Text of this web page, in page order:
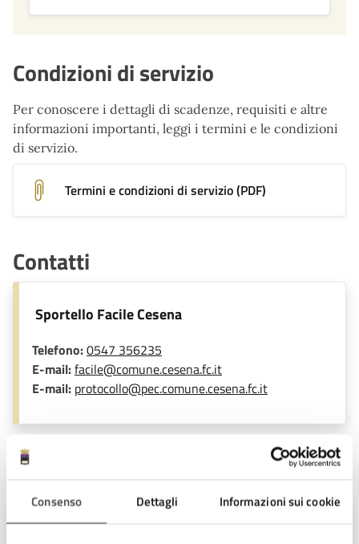
Consenso Dettagli Informazioni sui cookie
Condizioni di servizio
Per conoscere i dettagli di scadenze, requisiti e altre
informazioni importanti, leggi i termini e le condizioni
di servizio.
Termini e condizioni di servizio (PDF)
Contatti
Sportello Facile Cesena
Telefono:0547 356235
E-mail:facile@comune.cesena.fc.it
E-mail: protocollo@pec.comune.cesena.fc.it
Unità organizzativa responsabile
Settore Servizi al Cittadino e